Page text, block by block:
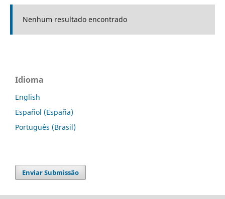
Nenhum resultado encontrado
Idioma
English
Español (España)
Português (Brasil)
Enviar Submissão